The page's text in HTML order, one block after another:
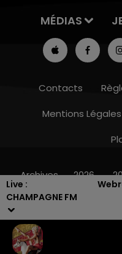
Live :
CHAMPAGNE FM
10h00 - 14h00
MÉDIAS
Contacts
Mentions Légales
Archives 2026